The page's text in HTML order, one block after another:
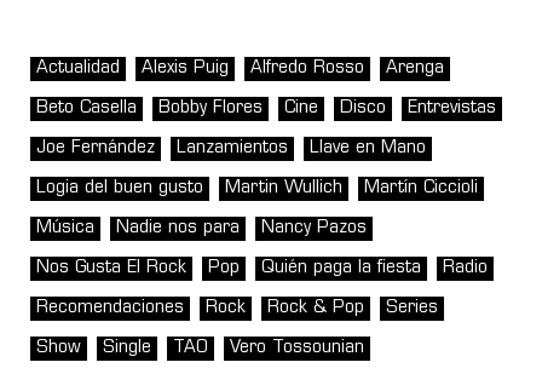
Actualidad Alexis Puig Alfredo Rosso Arenga
Beto Casella Bobby Flores Cine Disco Entrevistas
Joe Fernández Lanzamientos Llave en Mano
Logia del buen gusto Martin Wullich Martín Ciccioli
Música Nadie nos para Nancy Pazos
Nos Gusta El Rock Pop Quién paga la fiesta Radio
Recomendaciones Rock Rock & Pop Series
Show Single TAO Vero Tossounian